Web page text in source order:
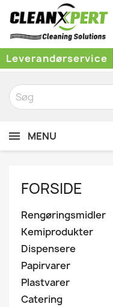
Leverandørservice
MENU
FORSIDE
Rengøringsmidler
Kemiprodukter
Dispensere
Papirvarer
Plastvarer
Catering